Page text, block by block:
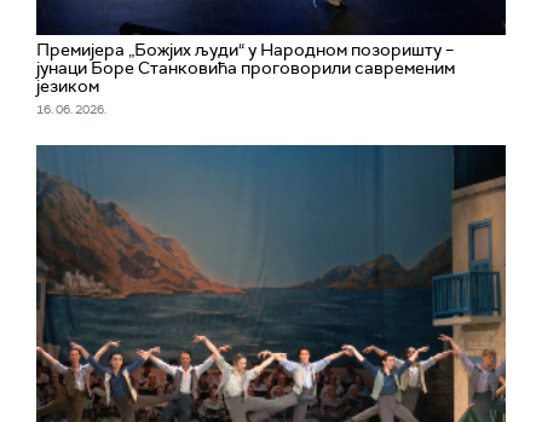
Премијера „Божјих људи“ у Народном позоришту –
јунаци Боре Станковића проговорили савременим
језиком
16. 06. 2026.